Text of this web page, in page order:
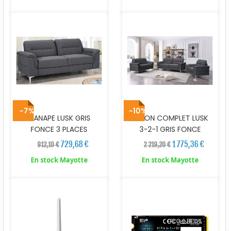
CANAPE LUSK GRIS
FONCE 3 PLACES
912,10 €729,68 €
En stock Mayotte
SALON COMPLET LUSK
3-2-1 GRIS FONCE
2 219,20 €1 775,36 €
En stock Mayotte
-7% -10%